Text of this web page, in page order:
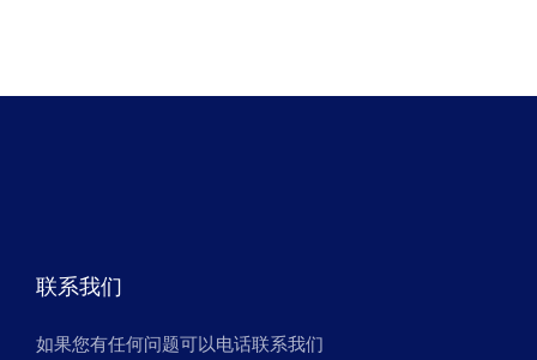
联系我们
如果您有任何问题可以电话联系我们